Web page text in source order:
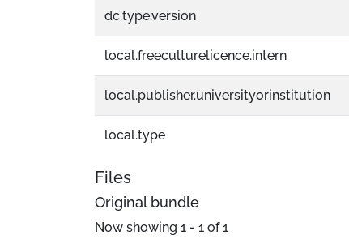
dc.type.version
local.freeculturelicence.intern
local.publisher.universityorinstitution
local.type
Files
Original bundle
Now showing 1 - 1 of 1